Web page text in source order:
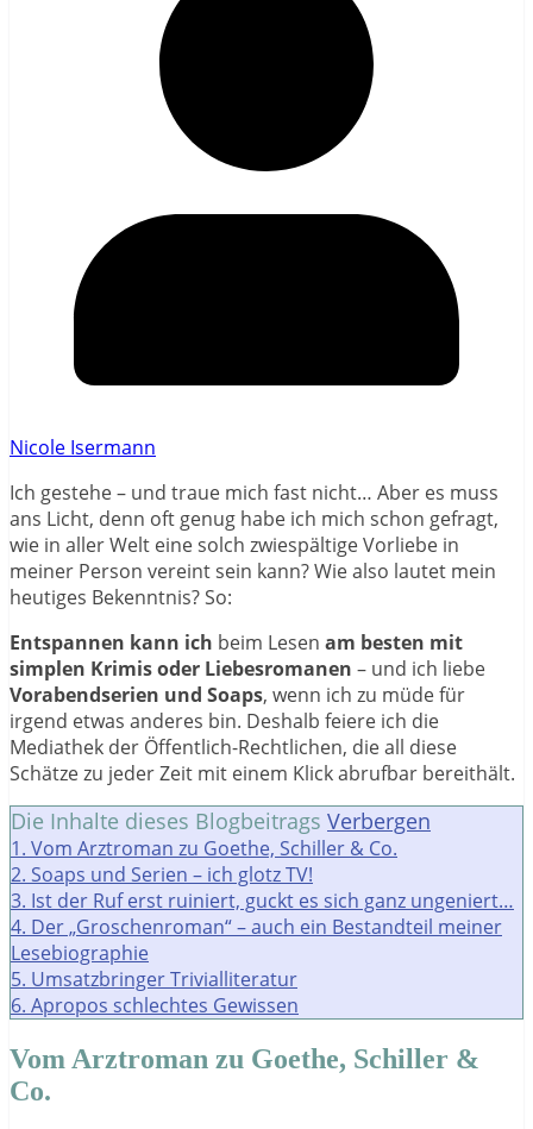
Nicole Isermann
Ich gestehe – und traue mich fast nicht… Aber es muss
ans Licht, denn oft genug habe ich mich schon gefragt,
wie in aller Welt eine solch zwiespältige Vorliebe in
meiner Person vereint sein kann? Wie also lautet mein
heutiges Bekenntnis? So:
Entspannen kann ich beim Lesen am besten mit
simplen Krimis oder Liebesromanen – und ich liebe
Vorabendserien und Soaps, wenn ich zu müde für
irgend etwas anderes bin. Deshalb feiere ich die
Mediathek der Öffentlich-Rechtlichen, die all diese
Schätze zu jeder Zeit mit einem Klick abrufbar bereithält.
Die Inhalte dieses Blogbeitrags Verbergen
1. Vom Arztroman zu Goethe, Schiller & Co.
2. Soaps und Serien – ich glotz TV!
3. Ist der Ruf erst ruiniert, guckt es sich ganz ungeniert…
4. Der „Groschenroman“ – auch ein Bestandteil meiner
Lesebiographie
5. Umsatzbringer Trivialliteratur
6. Apropos schlechtes Gewissen
Vom Arztroman zu Goethe, Schiller &
Co.